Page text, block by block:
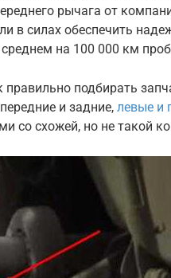
рычага от
в силах обеспечить
на 100 000 км
подбирать
и задние, левые и
со схожей, но не такой